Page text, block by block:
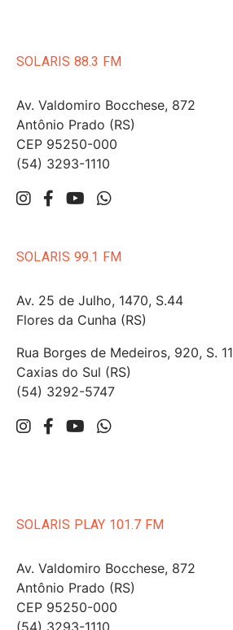
SOLARIS 88.3 FM
Av. Valdomiro Bocchese, 872
Antônio Prado (RS)
CEP 95250-000
(54) 3293-1110
SOLARIS 99.1 FM
Av. 25 de Julho, 1470, S.44
Flores da Cunha (RS)
Rua Borges de Medeiros, 920, S. 11
Caxias do Sul (RS)
(54) 3292-5747
SOLARIS PLAY 101.7 FM
Av. Valdomiro Bocchese, 872
Antônio Prado (RS)
CEP 95250-000